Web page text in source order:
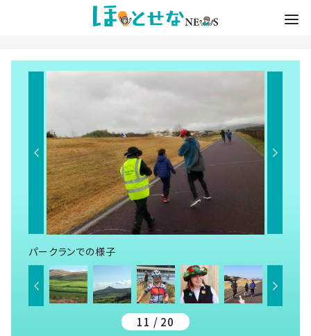
パークランでの様子
11 / 20